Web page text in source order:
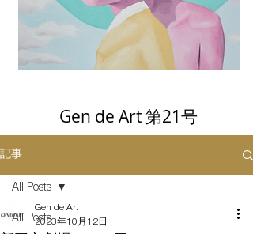
Gen de Art 第21号
記事
All Posts
All Posts
Gen de Art
2023年10月12日